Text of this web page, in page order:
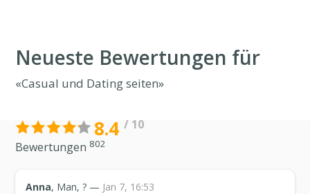
Neueste Bewertungen für
«Casual und Dating seiten»
8.4 / 10
Bewertungen 802
Anna, Man, ? — Jan 7, 16:53